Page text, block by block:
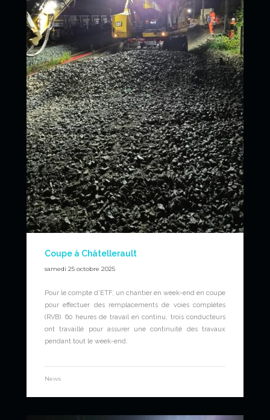
Coupe à Châtellerault
samedi 25 octobre 2025
Pour le compte d’ETF, un chantier en week-end en coupe
pour effectuer des remplacements de voies complètes
(RVB). 60 heures de travail en continu, trois conducteurs
ont travaillé pour assurer une continuité des travaux
pendant tout le week-end.
News